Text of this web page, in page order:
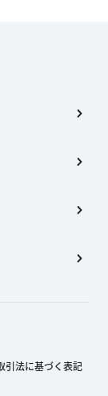
引法に基づく表記